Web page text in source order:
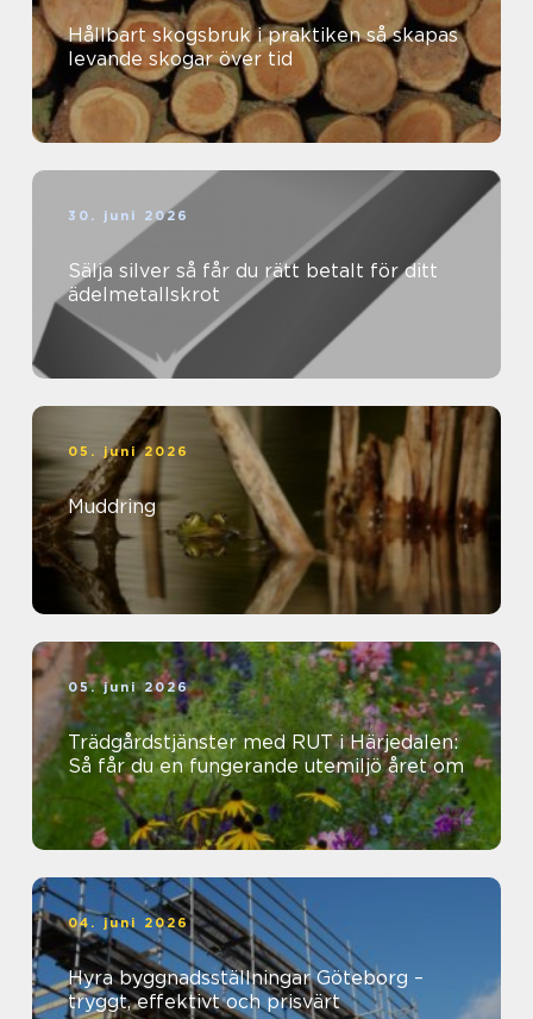
Hållbart skogsbruk i praktiken så skapas
levande skogar över tid
30. juni 2026
Sälja silver så får du rätt betalt för ditt
ädelmetallskrot
05. juni 2026
Muddring
05. juni 2026
Trädgårdstjänster med RUT i Härjedalen:
Så får du en fungerande utemiljö året om
04. juni 2026
Hyra byggnadsställningar Göteborg –
tryggt, effektivt och prisvärt